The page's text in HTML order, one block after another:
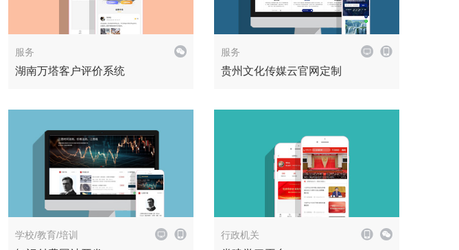
解决方案
服务
湖南万塔客户评价系统
企业官网
服务
贵州文化传媒云官网定制
解决方案
学校/教育/培训 政务系统
行政机关